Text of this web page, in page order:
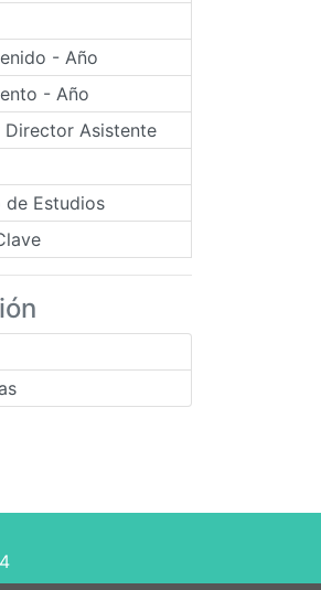
- Año
- Año
Asistente
de Estudios